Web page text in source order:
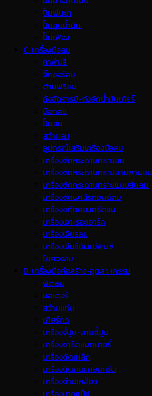
ปั๊มพ่นยา
ปั๊มสูบน้ำมัน
ปั๊มเฟือง
C. เครื่องมือลม
กาพ่นสี
จิ๊กซอร์ลม
ด้ามฟรีลม
ถังอัดจารบี-ถังอัดน้ำมันเกียร์
บ๊อกลม
ปั๊มลม
สว่านลม
อุปกรณ์เสริมเครื่องมือลม
เครื่องขัดกระดาษทรายลม
เครื่องขัดกระดาษทรายสายพานลม
เครื่องขัดกระดาษทรายแบบสั่นลม
เครื่องขัดเงาสีรถยนต์ลม
เครื่องสกัดคอนกรีตลม
เครื่องเจาะรอยอาร์ค
เครื่องเจียรลม
เครื่องเจียร์นัยแม่พิมพ์
ไขควงลม
D. เครื่องมือก่อสร้าง-อุตสาหกรรม
พ้ดลม
มอเตอร์
สว่านแท่น
เกียร์ทด
เครื่องจี้ปูน-สายจี้ปูน
เครื่องชาร์ตแบตเตอรี่
เครื่องดัดเหล็ก
เครื่องตัดถนนคอนกรีต
เครื่องต๊าปเกลียว
เครื่องบากแป๊ป